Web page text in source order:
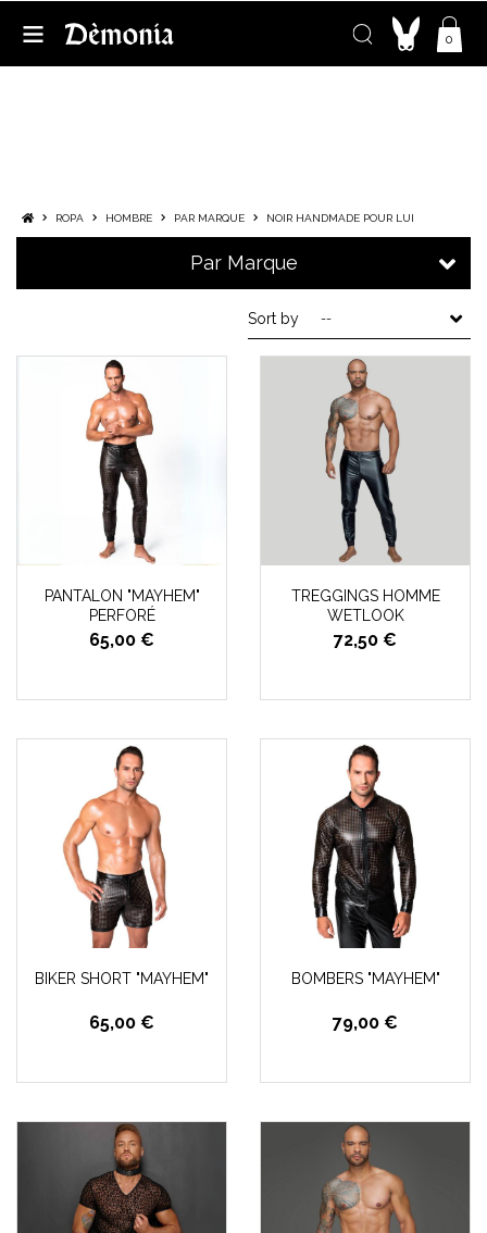
0
ROPA HOMBRE PAR MARQUE NOIR HANDMADE POUR LUI
Par Marque
Sort by --
PANTALON "MAYHEM"
PERFORÉ
65,00 €
TREGGINGS HOMME
WETLOOK
72,50 €
BIKER SHORT "MAYHEM"
65,00 €
BOMBERS "MAYHEM"
79,00 €